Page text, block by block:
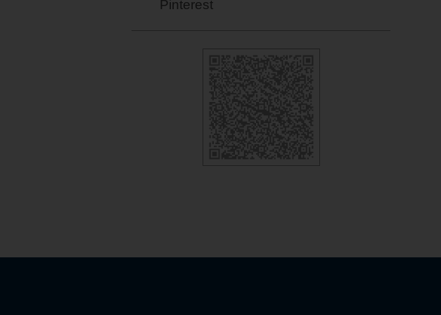
Pinterest